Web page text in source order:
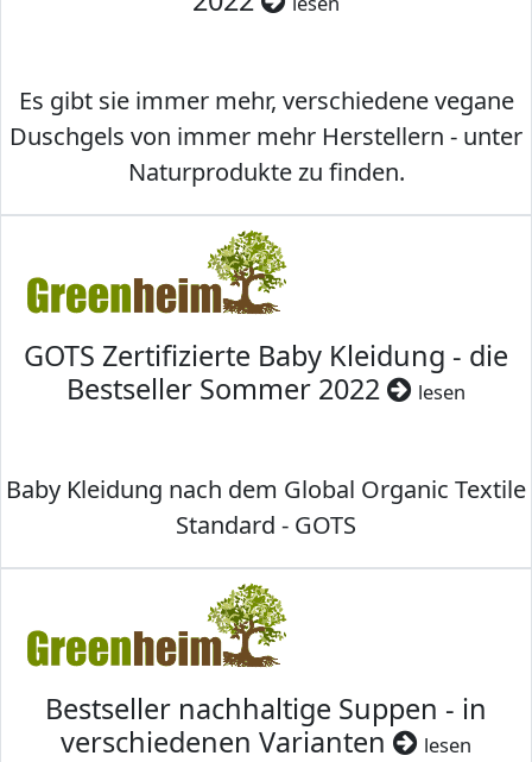
Es gibt sie immer mehr, verschiedene vegane
Duschgels von immer mehr Herstellern - unter
Naturprodukte zu finden.
GOTS Zertifizierte Baby Kleidung - die
Bestseller Sommer 2022
lesen
Baby Kleidung nach dem Global Organic Textile
Standard - GOTS
Bestseller nachhaltige Suppen - in
verschiedenen Varianten
lesen